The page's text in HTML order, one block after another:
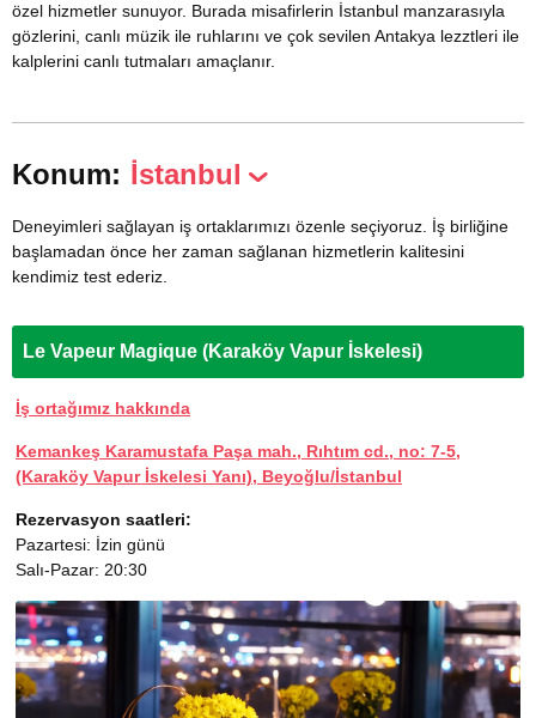
özel hizmetler sunuyor. Burada misafirlerin İstanbul manzarasıyla
gözlerini, canlı müzik ile ruhlarını ve çok sevilen Antakya lezztleri ile
kalplerini canlı tutmaları amaçlanır.
Konum: İstanbul
Deneyimleri sağlayan iş ortaklarımızı özenle seçiyoruz. İş birliğine
başlamadan önce her zaman sağlanan hizmetlerin kalitesini
kendimiz test ederiz.
Le Vapeur Magique (Karaköy Vapur İskelesi)
İş ortağımız hakkında
Kemankeş Karamustafa Paşa mah., Rıhtım cd., no: 7-5,
(Karaköy Vapur İskelesi Yanı), Beyoğlu/İstanbul
Rezervasyon saatleri:
Pazartesi: İzin günü
Salı-Pazar: 20:30